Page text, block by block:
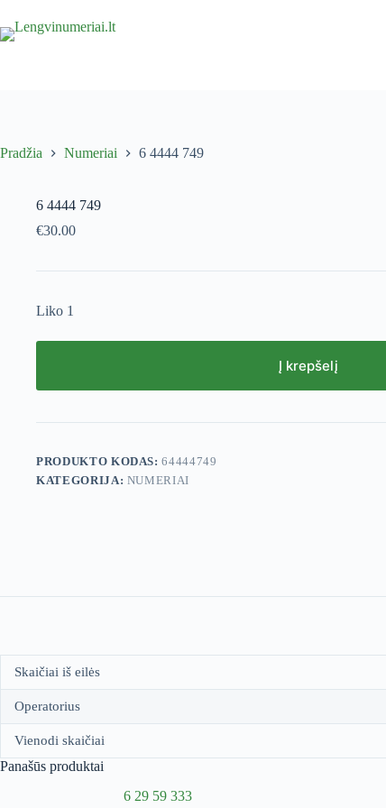
Pradžia Numeriai 6 4444 749
6 4444 749
€30.00
Liko 1
Į krepšelį
PRODUKTO KODAS:64444749
KATEGORIJA: NUMERIAI
Skaičiai iš eilės
Operatorius
Vienodi skaičiai
Panašūs produktai
6 29 59 333